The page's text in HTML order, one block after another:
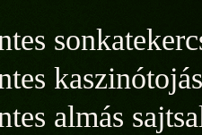
kaszinótojás
almás